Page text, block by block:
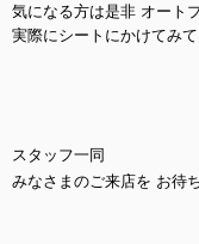
気になる方は是非 オート
実際にシートにかけてみて
スタッフ一同
みなさまのご来店を お待